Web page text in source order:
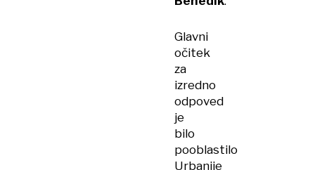
Glavni
očitek
za
izredno
odpoved
je
bilo
pooblastilo
Urbanije